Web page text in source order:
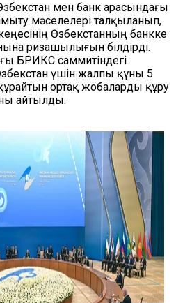
мен банк арасындағы
мәселелері талқыланып,
Өзбекстанның банкке
ризашылығын білдірді.
БРИКС саммитіндегі
үшін жалпы құны 5
ортақ жобаларды құру
айтылды.